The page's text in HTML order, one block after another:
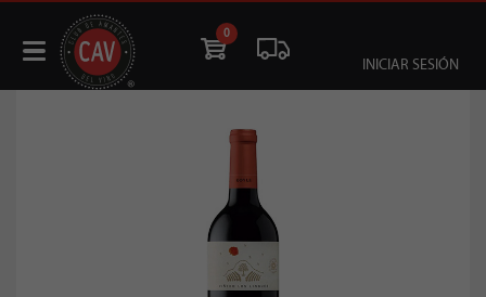
0
INICIAR SESIÓN